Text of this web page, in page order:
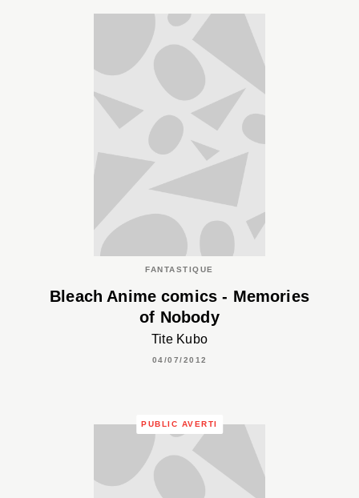
FANTASTIQUE
Bleach Anime comics - Memories
of Nobody
Tite Kubo
04/07/2012
PUBLIC AVERTI